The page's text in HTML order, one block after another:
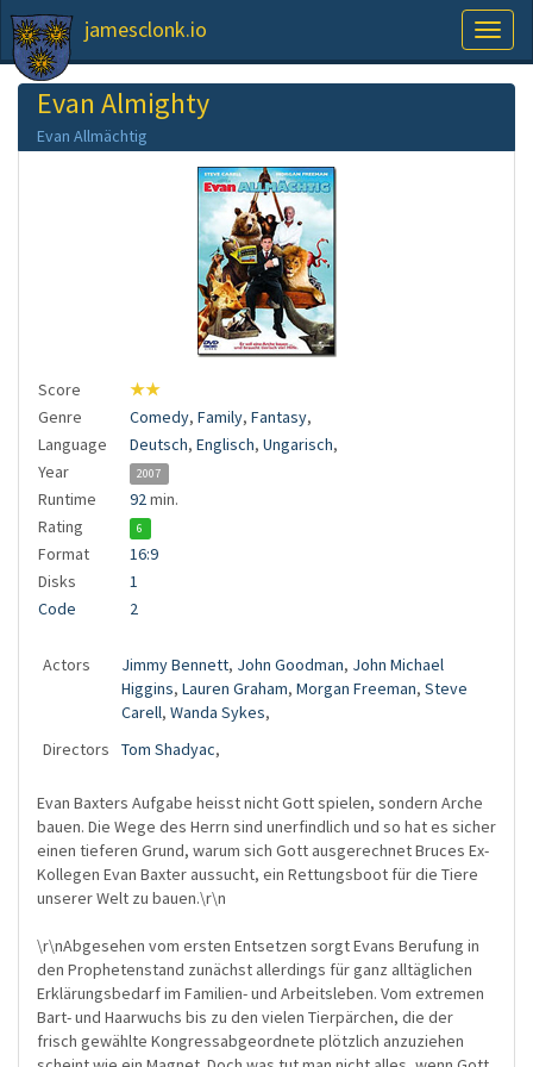
jamesclonk.io
Evan Almighty
Evan Allmächtig
Score
★★
Genre
Comedy, Family, Fantasy,
Language
Deutsch, Englisch, Ungarisch,
Year
2007
Runtime 92min.
Rating
6
Format
16:9
Disks
1
Code
2
Actors Jimmy Bennett, John Goodman, John Michael
Higgins, Lauren Graham, Morgan Freeman, Steve
Carell, Wanda Sykes,
Directors
Tom Shadyac,
Evan Baxters Aufgabe heisst nicht Gott spielen, sondern Arche
bauen. Die Wege des Herrn sind unerfindlich und so hat es sicher
einen tieferen Grund, warum sich Gott ausgerechnet Bruces Ex-
Kollegen Evan Baxter aussucht, ein Rettungsboot für die Tiere
unserer Welt zu bauen.\r\n
\r\nAbgesehen vom ersten Entsetzen sorgt Evans Berufung in
den Prophetenstand zunächst allerdings für ganz alltäglichen
Erklärungsbedarf im Familien- und Arbeitsleben. Vom extremen
Bart- und Haarwuchs bis zu den vielen Tierpärchen, die der
frisch gewählte Kongressabgeordnete plötzlich anzuziehen